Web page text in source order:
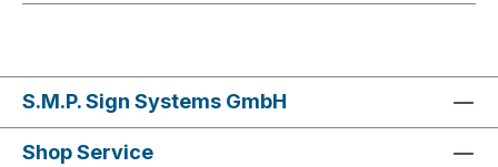
S.M.P. Sign Systems GmbH
Shop Service